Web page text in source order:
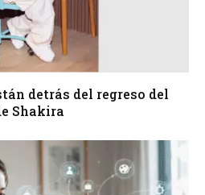
detrás del regreso del
Shakira